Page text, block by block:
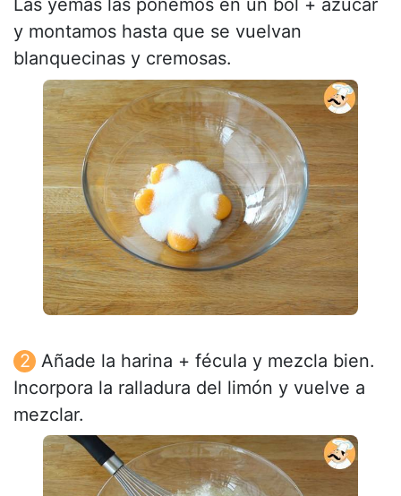
Las yemas las ponemos en un bol + azúcar
y montamos hasta que se vuelvan
blanquecinas y cremosas.
Añade la harina + fécula y mezcla bien.
Incorpora la ralladura del limón y vuelve a
mezclar.